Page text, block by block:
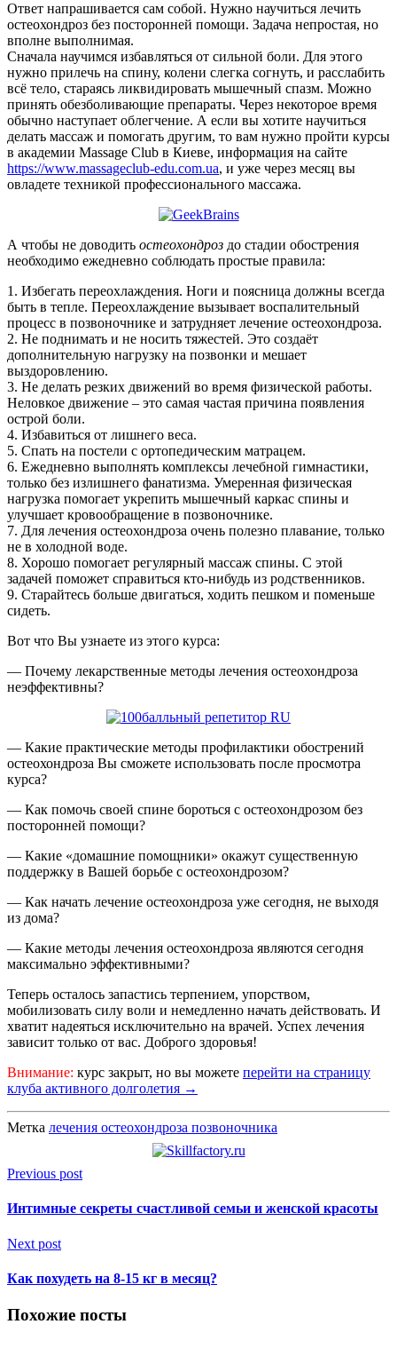
Ответ напрашивается сам собой. Нужно научиться лечить
остеохондроз без посторонней помощи. Задача непростая, но
вполне выполнимая.
Сначала научимся избавляться от сильной боли. Для этого
нужно прилечь на спину, колени слегка согнуть, и расслабить
всё тело, стараясь ликвидировать мышечный спазм. Можно
принять обезболивающие препараты. Через некоторое время
обычно наступает облегчение. А если вы хотите научиться
делать массаж и помогать другим, то вам нужно пройти курсы
в академии Massage Club в Киеве, информация на сайте
https://www.massageclub-edu.com.ua, и уже через месяц вы
овладете техникой профессионального массажа.
А чтобы не доводить остеохондроз до стадии обострения
необходимо ежедневно соблюдать простые правила:
1. Избегать переохлаждения. Ноги и поясница должны всегда
быть в тепле. Переохлаждение вызывает воспалительный
процесс в позвоночнике и затрудняет лечение остеохондроза.
2. Не поднимать и не носить тяжестей. Это создаёт
дополнительную нагрузку на позвонки и мешает
выздоровлению.
3. Не делать резких движений во время физической работы.
Неловкое движение – это самая частая причина появления
острой боли.
4. Избавиться от лишнего веса.
5. Спать на постели с ортопедическим матрацем.
6. Ежедневно выполнять комплексы лечебной гимнастики,
только без излишнего фанатизма. Умеренная физическая
нагрузка помогает укрепить мышечный каркас спины и
улучшает кровообращение в позвоночнике.
7. Для лечения остеохондроза очень полезно плавание, только
не в холодной воде.
8. Хорошо помогает регулярный массаж спины. С этой
задачей поможет справиться кто-нибудь из родственников.
9. Старайтесь больше двигаться, ходить пешком и поменьше
сидеть.
Вот что Вы узнаете из этого курса:
— Почему лекарственные методы лечения остеохондроза
неэффективны?
— Какие практические методы профилактики обострений
остеохондроза Вы сможете использовать после просмотра
курса?
— Как помочь своей спине бороться с остеохондрозом без
посторонней помощи?
— Какие «домашние помощники» окажут существенную
поддержку в Вашей борьбе с остеохондрозом?
— Как начать лечение остеохондроза уже сегодня, не выходя
из дома?
— Какие методы лечения остеохондроза являются сегодня
максимально эффективными?
Теперь осталось запастись терпением, упорством,
мобилизовать силу воли и немедленно начать действовать. И
хватит надеяться исключительно на врачей. Успех лечения
зависит только от вас. Доброго здоровья!
Внимание: курс закрыт, но вы можете перейти на страницу
клуба активного долголетия →
Метка лечения остеохондроза позвоночника
Previous post
Интимные секреты счастливой семьи и женской красоты
Next post
Как похудеть на 8-15 кг в месяц?
Похожие посты